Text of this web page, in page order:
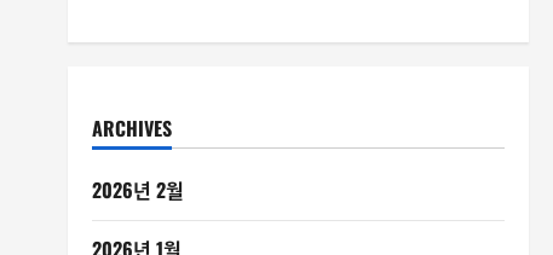
ARCHIVES
2026년 2월
2026년 1월